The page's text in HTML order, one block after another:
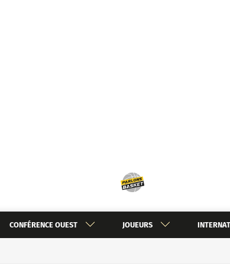
CONFÉRENCE OUEST JOUEURS